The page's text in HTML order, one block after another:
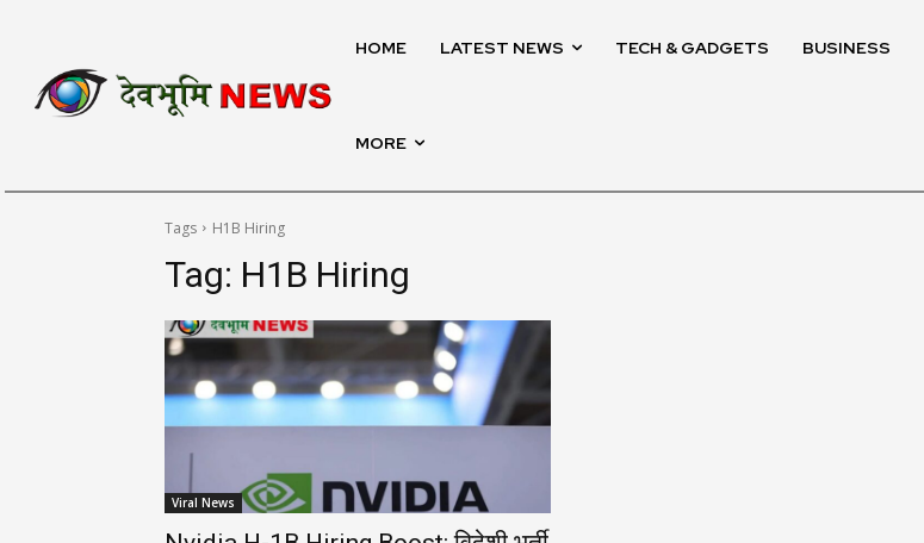
HOME LATEST NEWS TECH & GADGETS BUSINESS
MORE
Tags H1B Hiring
Tag: H1B Hiring
Viral News